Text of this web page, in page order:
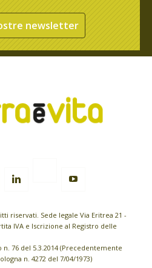
newsletter
riservati. Sede legale Via Eritrea 21 -
IVA e Iscrizione al Registro delle
76 del 5.3.2014 (Precedentemente
n. 4272 del 7/04/1973)